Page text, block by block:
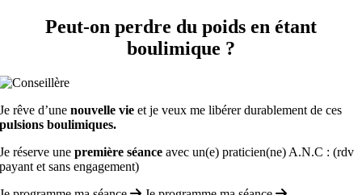
Peut-on perdre du poids en étant
boulimique ?
Je rêve d’unenouvelle vie et je veux me libérer durablement de ces
pulsions boulimiques.
Je réserve unepremière séance avec un(e) praticien(ne) A.N.C : (rdv
payant et sans engagement)